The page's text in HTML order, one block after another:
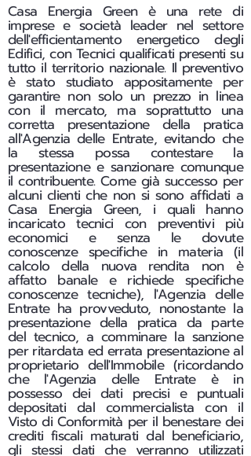
Casa Energia Green è una rete di
imprese e società leader nel settore
dell'efficientamento energetico degli
Edifici, con Tecnici qualificati presenti su
tutto il territorio nazionale. Il preventivo
è stato studiato appositamente per
garantire non solo un prezzo in linea
con il mercato, ma soprattutto una
corretta presentazione della pratica
all'Agenzia delle Entrate, evitando che
la stessa possa contestare la
presentazione e sanzionare comunque
il contribuente. Come già successo per
alcuni clienti che non si sono affidati a
Casa Energia Green, i quali hanno
incaricato tecnici con preventivi più
economici e senza le dovute
conoscenze specifiche in materia (il
calcolo della nuova rendita non è
affatto banale e richiede specifiche
conoscenze tecniche), l'Agenzia delle
Entrate ha provveduto, nonostante la
presentazione della pratica da parte
del tecnico, a comminare la sanzione
per ritardata ed errata presentazione al
proprietario dell'Immobile (ricordando
che l'Agenzia delle Entrate è in
possesso dei dati precisi e puntuali
depositati dal commercialista con il
Visto di Conformità per il benestare dei
crediti fiscali maturati dal beneficiario,
gli stessi dati che verranno utilizzati